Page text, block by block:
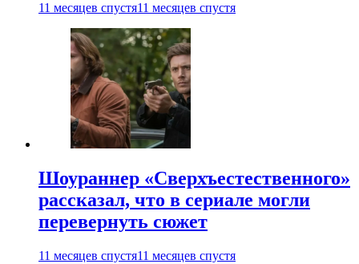
11 месяцев спустя11 месяцев спустя
Шоураннер «Сверхъестественного»
рассказал, что в сериале могли
перевернуть сюжет
11 месяцев спустя11 месяцев спустя